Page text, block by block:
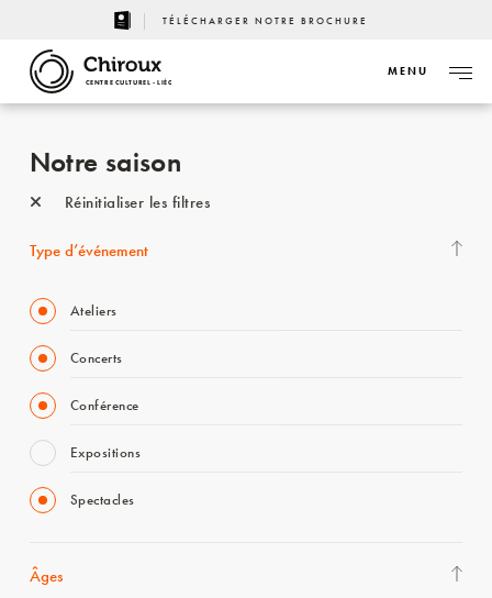
TÉLÉCHARGER NOTRE BROCHURE
CENTRE CULTUREL - LIÈGE
MENU
Notre saison
Réinitialiser les filtres
Type d’événement
Ateliers
Concerts
Conférence
Expositions
Spectacles
Âges